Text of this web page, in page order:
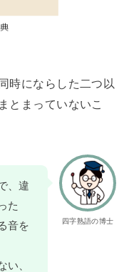
時にならした二つ以
とまっていないこ
四字熟語の博士
、違
た
音を
い、